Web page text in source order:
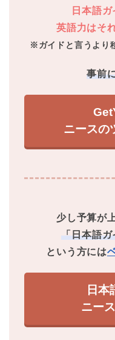
日本語
英語力はそ
※ガイドと言うより
事前
ニースの
少し予算が
「日本語ガ
という方には
日本
ニー